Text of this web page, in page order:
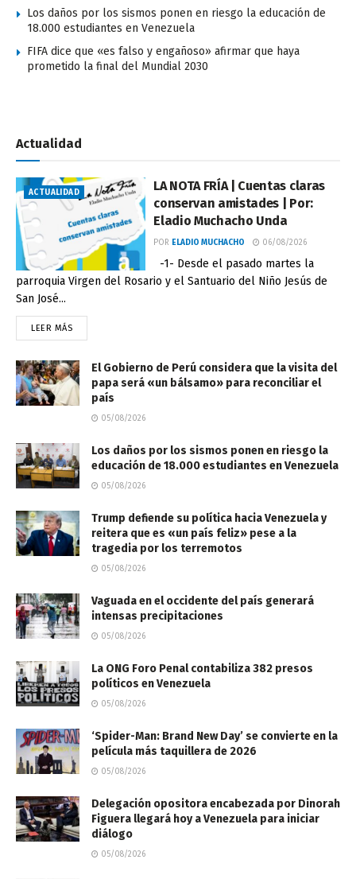
Los daños por los sismos ponen en riesgo la educación de
18.000 estudiantes en Venezuela
FIFA dice que «es falso y engañoso» afirmar que haya
prometido la final del Mundial 2030
Actualidad
ACTUALIDAD
LA NOTA FRÍA | Cuentas claras
conservan amistades | Por:
Eladio Muchacho Unda
POR ELADIO MUCHACHO 06/08/2026
-1- Desde el pasado martes la
parroquia Virgen del Rosario y el Santuario del Niño Jesús de
San José...
LEER MÁS
El Gobierno de Perú considera que la visita del
papa será «un bálsamo» para reconciliar el
país
05/08/2026
Los daños por los sismos ponen en riesgo la
educación de 18.000 estudiantes en Venezuela
05/08/2026
Trump defiende su política hacia Venezuela y
reitera que es «un país feliz» pese a la
tragedia por los terremotos
05/08/2026
Vaguada en el occidente del país generará
intensas precipitaciones
05/08/2026
La ONG Foro Penal contabiliza 382 presos
políticos en Venezuela
05/08/2026
‘Spider-Man: Brand New Day’ se convierte en la
película más taquillera de 2026
05/08/2026
Delegación opositora encabezada por Dinorah
Figuera llegará hoy a Venezuela para iniciar
diálogo
05/08/2026